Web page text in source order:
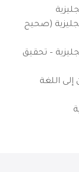
(صحيح
– تحقيق
اللغة